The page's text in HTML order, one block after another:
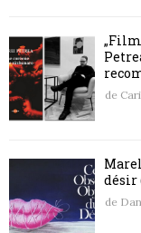
de
désir
de